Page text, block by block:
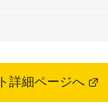
詳細ページへ